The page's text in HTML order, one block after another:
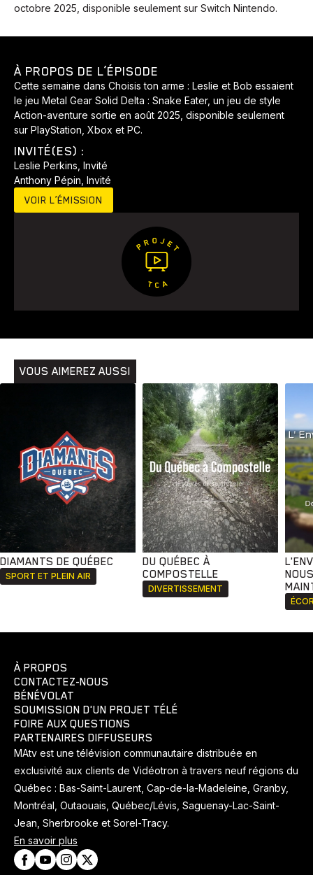
octobre 2025, disponible seulement sur Switch Nintendo.
À PROPOS DE L’ÉPISODE
Cette semaine dans Choisis ton arme : Leslie et Bob essaient
le jeu Metal Gear Solid Delta : Snake Eater, un jeu de style
Action-aventure sortie en août 2025, disponible seulement
sur PlayStation, Xbox et PC.
INVITÉ(ES) :
Leslie Perkins, Invité
Anthony Pépin, Invité
VOIR L’ÉMISSION
VOUS AIMEREZ AUSSI
DIAMANTS DE QUÉBEC
SPORT ET PLEIN AIR
DU QUÉBEC À
COMPOSTELLE
DIVERTISSEMENT
À PROPOS
CONTACTEZ-NOUS
BÉNÉVOLAT
SOUMISSION D'UN PROJET TÉLÉ
FOIRE AUX QUESTIONS
PARTENAIRES DIFFUSEURS
MAtv est une télévision communautaire distribuée en
exclusivité aux clients de Vidéotron à travers neuf régions du
Québec : Bas-Saint-Laurent, Cap-de-la-Madeleine, Granby,
Montréal, Outaouais, Québec/Lévis, Saguenay-Lac-Saint-
Jean, Sherbrooke et Sorel-Tracy.
En savoir plus